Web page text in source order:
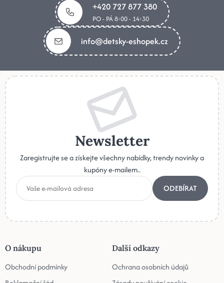
+420 727 877 380
PO - PÁ 8:00 - 14:30
info@detsky-eshopek.cz
Newsletter
Zaregistrujte se a získejte všechny nabídky, trendy novinky a
kupóny e-mailem..
ODEBÍRAT
O nákupu
Obchodní podmínky
Další odkazy
Ochrana osobních údajů